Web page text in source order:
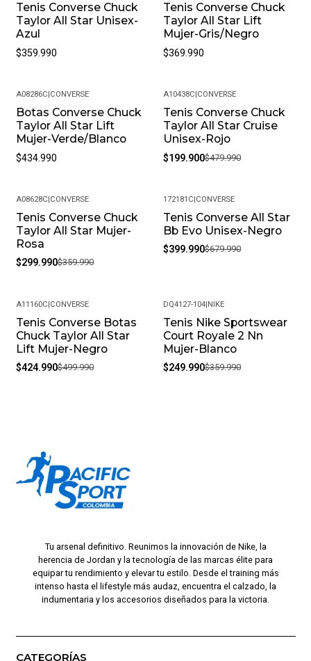
Tenis Converse Chuck
Taylor All Star Unisex-
Azul
$359.990
Tenis Converse Chuck
Taylor All Star Lift
Mujer-Gris/Negro
$369.990
A08286C CONVERSE
Botas Converse Chuck
Taylor All Star Lift
Mujer-Verde/Blanco
$434.990
-58%
A10438C CONVERSE
Tenis Converse Chuck
Taylor All Star Cruise
Unisex-Rojo
$199.900$479.990
-17%
A08628C CONVERSE
Tenis Converse Chuck
Taylor All Star Mujer-
Rosa
$299.990$359.990
-41%
172181C CONVERSE
Tenis Converse All Star
Bb Evo Unisex-Negro
$399.990$679.990
-15%
A11160C CONVERSE
Tenis Converse Botas
Chuck Taylor All Star
Lift Mujer-Negro
$424.990$499.990
-31%
DQ4127-104 NIKE
Tenis Nike Sportswear
Court Royale 2 Nn
Mujer-Blanco
$249.990$359.990
Tu arsenal definitivo. Reunimos la innovación de Nike, la
herencia de Jordan y la tecnología de las marcas élite para
equipar tu rendimiento y elevar tu estilo. Desde el training más
intenso hasta el lifestyle más audaz, encuentra el calzado, la
indumentaria y los accesorios diseñados para la victoria.
CATEGORÍAS